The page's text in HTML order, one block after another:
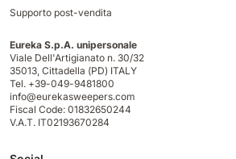
Supporto post-vendita
Eureka S.p.A. unipersonale
Viale Dell'Artigianato n. 30/32
35013, Cittadella (PD) ITALY
Tel. +39-049-9481800
info@eurekasweepers.com
Fiscal Code: 01832650244
V.A.T. IT02193670284